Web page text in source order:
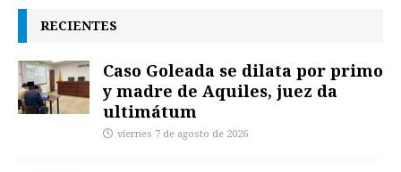
RECIENTES
Caso Goleada se dilata por primo
y madre de Aquiles, juez da
ultimátum
viernes 7 de agosto de 2026